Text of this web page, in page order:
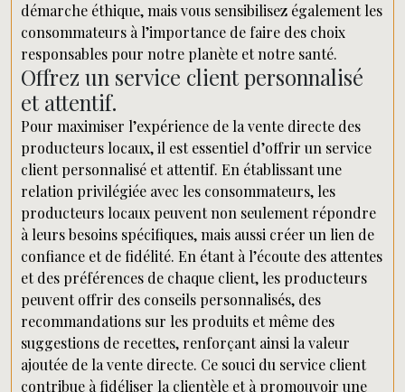
démarche éthique, mais vous sensibilisez également les
consommateurs à l’importance de faire des choix
responsables pour notre planète et notre santé.
Offrez un service client personnalisé
et attentif.
Pour maximiser l’expérience de la vente directe des
producteurs locaux, il est essentiel d’offrir un service
client personnalisé et attentif. En établissant une
relation privilégiée avec les consommateurs, les
producteurs locaux peuvent non seulement répondre
à leurs besoins spécifiques, mais aussi créer un lien de
confiance et de fidélité. En étant à l’écoute des attentes
et des préférences de chaque client, les producteurs
peuvent offrir des conseils personnalisés, des
recommandations sur les produits et même des
suggestions de recettes, renforçant ainsi la valeur
ajoutée de la vente directe. Ce souci du service client
contribue à fidéliser la clientèle et à promouvoir une